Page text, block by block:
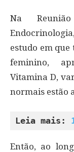
Na
estudo em que
feminino,
Vitamina D,
normais estão
Leia mais:
Então, ao